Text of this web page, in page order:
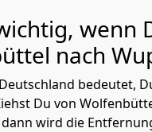
wenn
nach
bedeutet,
Du von
wird die